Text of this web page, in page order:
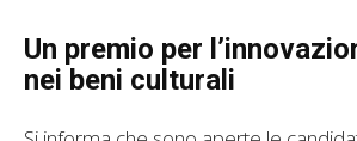
Un premio per
nei beni culturali